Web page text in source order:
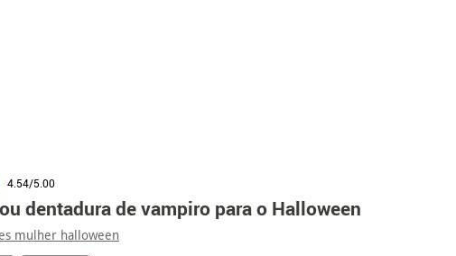
4.54/5.00
dentadura de vampiro para o Halloween
mulher halloween